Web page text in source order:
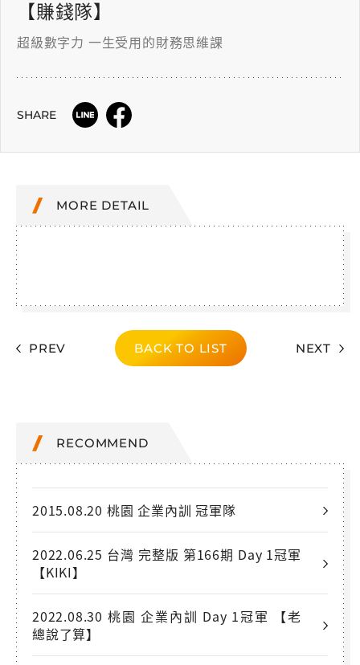
【賺錢隊】
超級數字力 一生受用的財務思維課
SHARE
MORE DETAIL
PREV BACK TO LIST NEXT
RECOMMEND
2015.08.20 桃園 企業內訓 冠軍隊
2022.06.25 台灣 完整版 第166期 Day 1冠軍
【KIKI】
2022.08.30 桃園 企業內訓 Day 1冠軍 【老
總說了算】